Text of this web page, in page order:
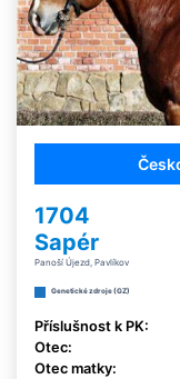
1704
Sapér
Panoší Újezd, Pavlíkov
Genetické zdroje (GZ)
Příslušnost k PK:
Otec:
Otec matky: